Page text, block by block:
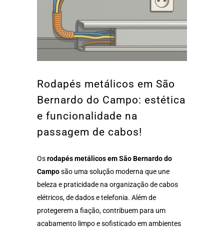
Rodapés metálicos em São
Bernardo do Campo: estética
e funcionalidade na
passagem de cabos!
Osrodapés metálicos em São Bernardo do
Camposão uma solução moderna que une
beleza e praticidade na organização de cabos
elétricos, de dados e telefonia. Além de
protegerem a fiação, contribuem para um
acabamento limpo e sofisticado em ambientes